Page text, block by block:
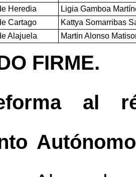
Heredia
Ligia Gamboa
Cartago
Kattya Somarribas
Alajuela
Martin Alonso
FIRME.
al